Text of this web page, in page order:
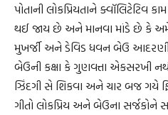
પોતાની લોકપ્રિયતાને ક્વૉલિટેટિવ
થઈ જાય છે અને માનવા માંડે છે કે
મુખર્જી અને ડેવિડ ધવન બેઉ
બેઉની કક્ષા કે ગુણવત્તા એકસરખી
ઝિંદગી સે શિકવા અને ચાર બજ ગયે
ગીતો લોકપ્રિય અને બેઉના